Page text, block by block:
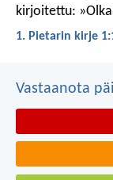
kirjoitettu:
1. Pietarin kirje
Vastaanota